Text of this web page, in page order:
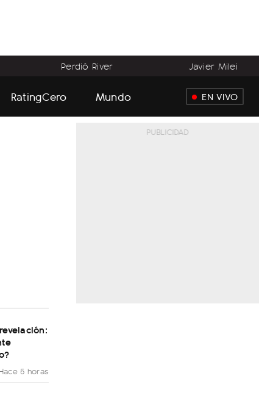
Perdió River Javier Milei
RatingCero Mundo EN VIVO
5 horas